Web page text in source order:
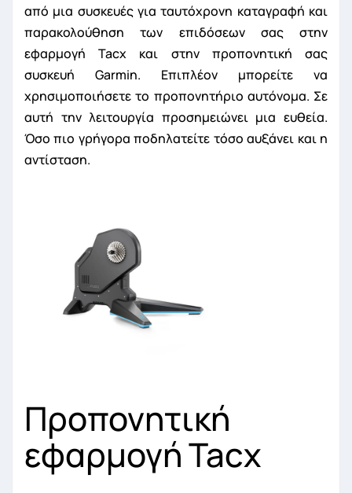
από μια συσκευές για ταυτόχρονη καταγραφή και
παρακολούθηση των επιδόσεων σας στην
εφαρμογή Tacx και στην προπονητική σας
συσκευή Garmin. Επιπλέον μπορείτε να
χρησιμοποιήσετε το προπονητήριο αυτόνομα. Σε
αυτή την λειτουργία προσημειώνει μια ευθεία.
Όσο πιο γρήγορα ποδηλατείτε τόσο αυξάνει και η
αντίσταση.
Προπονητική
εφαρμογή Tacx